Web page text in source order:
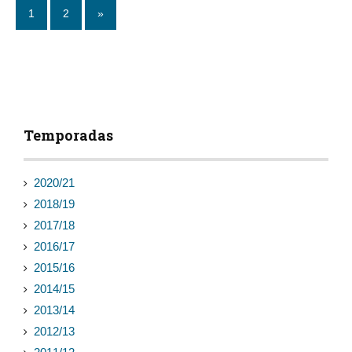
1 2 »
Temporadas
2020/21
2018/19
2017/18
2016/17
2015/16
2014/15
2013/14
2012/13